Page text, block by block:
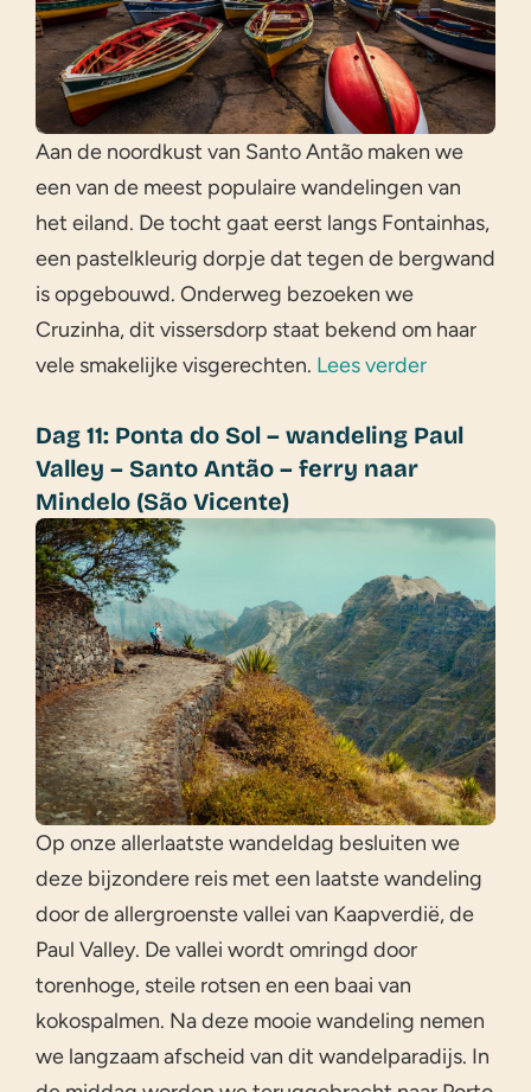
Aan de noordkust van Santo Antão maken we
een van de meest populaire wandelingen van
het eiland. De tocht gaat eerst langs Fontainhas,
een pastelkleurig dorpje dat tegen de bergwand
is opgebouwd. Onderweg bezoeken we
Cruzinha, dit vissersdorp staat bekend om haar
vele smakelijke visgerechten. Lees verder
Dag 11: Ponta do Sol – wandeling Paul
Valley – Santo Antão – ferry naar
Mindelo (São Vicente)
Op onze allerlaatste wandeldag besluiten we
deze bijzondere reis met een laatste wandeling
door de allergroenste vallei van Kaapverdië, de
Paul Valley. De vallei wordt omringd door
torenhoge, steile rotsen en een baai van
kokospalmen. Na deze mooie wandeling nemen
we langzaam afscheid van dit wandelparadijs. In